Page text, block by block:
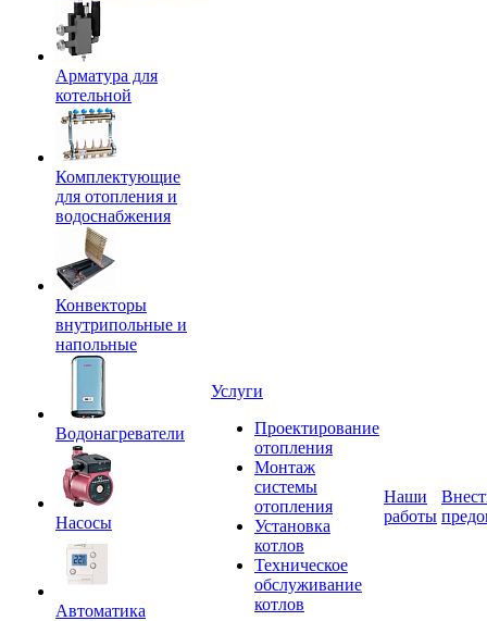
Арматура для
котельной
Комплектующие
для отопления и
водоснабжения
Конвекторы
внутрипольные и
напольные
Водонагреватели
Насосы
Автоматика
Услуги
Проектирование
отопления
Монтаж
системы
отопления
Установка
котлов
Техническое
обслуживание
котлов
Наши
работы